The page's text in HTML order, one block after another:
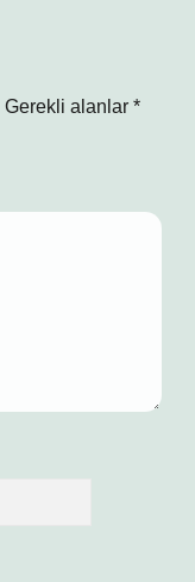
Gerekli alanlar *